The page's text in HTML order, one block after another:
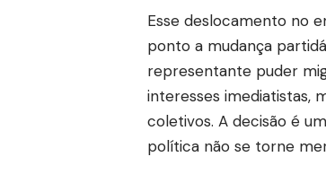
Esse deslocamento no
ponto a mudança
representante puder
interesses imediatistas,
coletivos. A decisão é
política não se torne